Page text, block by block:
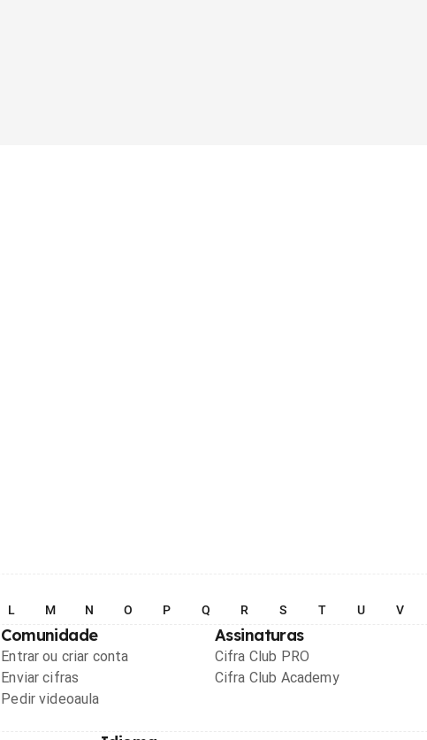
L M N O P Q R S T U V
Comunidade
Entrar ou criar conta
Enviar cifras
Pedir videoaula
Assinaturas
Cifra Club PRO
Cifra Club Academy